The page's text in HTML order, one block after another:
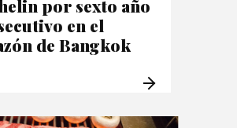
por sexto año
en el
de Bangkok